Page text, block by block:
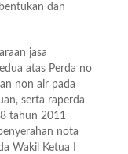
dan
jasa
atas Perda no
non air pada
serta raperda
tahun 2011
nota
Wakil Ketua I